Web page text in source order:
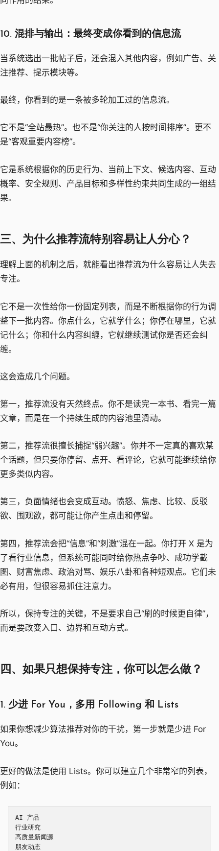
10. 混排与输出：最终变成你看到的信息流
当系统选出一批帖子后，还会混入其他内容，例如广告、关
注推荐、提示模块等。
最终，你看到的是一条被多轮加工过的信息流。
它不是“全站最热”。也不是“你关注的人按时间排序”。更不
是“客观重要内容榜”。
它是系统根据你的历史行为、当前上下文、候选内容、互动
概率、安全规则、产品目标和多样性约束共同生成的一组结
果。
三、为什么推荐流特别容易让人分心？
理解上面的机制之后，就能看出推荐流为什么容易让人失去
专注。
它不是一次性给你一份固定列表，而是不断根据你的行为调
整下一批内容。你点什么，它就学什么；你停在哪里，它就
记什么；你和什么内容纠缠，它就继续测试你是否还会纠
缠。
这会造成几个问题。
第一，推荐流没有天然终点。你不是读完一本书、看完一篇
文章，而是在一个持续生成的内容池里滑动。
第二，推荐流很擅长捕捉“弱兴趣”。你并不一定真的喜欢某
个话题，但只要你停留、点开、看评论，它就可能继续给你
更多类似内容。
第三，负面情绪也会变成互动。愤怒、焦虑、比较、反驳
欲、围观欲，都可能让你产生点击和停留。
第四，推荐流会把“信息”和“刺激”混在一起。你打开 X 是为
了看行业信息，但系统可能同时给你热点争吵、成功学截
图、财富焦虑、政治对骂、娱乐八卦和各种短观点。它们未
必有用，但很容易抓住注意力。
所以，保持专注的关键，不是要求自己“刷的时候更自律”，
而是要改变入口、边界和互动方式。
四、如果只想保持专注，你可以怎么做？
1. 少进 For You，多用 Following 和 Lists
如果你想减少算法推荐对你的干扰，第一步就是少进 For
You。
更好的做法是使用 Lists。你可以建立几个非常窄的列表，
例如：
AI 产品
行业研究
高质量新闻源
朋友动态